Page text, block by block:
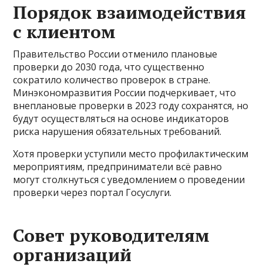
Порядок взаимодействия
с клиентом
Правительство России отменило плановые
проверки до 2030 года, что существенно
сократило количество проверок в стране.
Минэкономразвития России подчеркивает, что
внеплановые проверки в 2023 году сохранятся, но
будут осуществляться на основе индикаторов
риска нарушения обязательных требований.
Хотя проверки уступили место профилактическим
мероприятиям, предприниматели всё равно
могут столкнуться с уведомлением о проведении
проверки через портал Госуслуги.
Совет руководителям
организаций